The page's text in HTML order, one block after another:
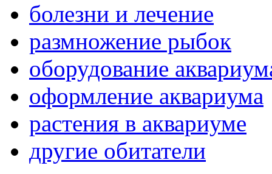
болезни и лечение
размножение рыбок
оборудование
оформление аквариума
растения в аквариуме
другие обитатели